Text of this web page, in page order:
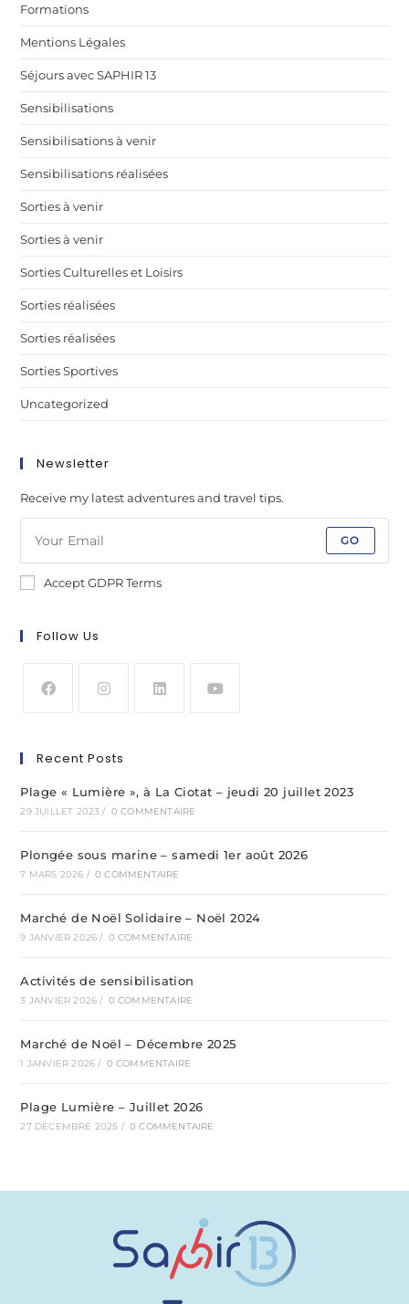
Formations
Mentions Légales
Séjours avec SAPHIR 13
Sensibilisations
Sensibilisations à venir
Sensibilisations réalisées
Sorties à venir
Sorties à venir
Sorties Culturelles et Loisirs
Sorties réalisées
Sorties réalisées
Sorties Sportives
Uncategorized
Newsletter
Receive my latest adventures and travel tips.
GO
Accept GDPR Terms
Follow Us
Recent Posts
Plage « Lumière », à La Ciotat – jeudi 20 juillet 2023
29 JUILLET 2023 / 0 COMMENTAIRE
Plongée sous marine – samedi 1er août 2026
7 MARS 2026 / 0 COMMENTAIRE
Marché de Noël Solidaire – Noël 2024
9 JANVIER 2026 / 0 COMMENTAIRE
Activités de sensibilisation
3 JANVIER 2026 / 0 COMMENTAIRE
Marché de Noël – Décembre 2025
1 JANVIER 2026 / 0 COMMENTAIRE
Plage Lumière – Juillet 2026
27 DÉCEMBRE 2025 / 0 COMMENTAIRE